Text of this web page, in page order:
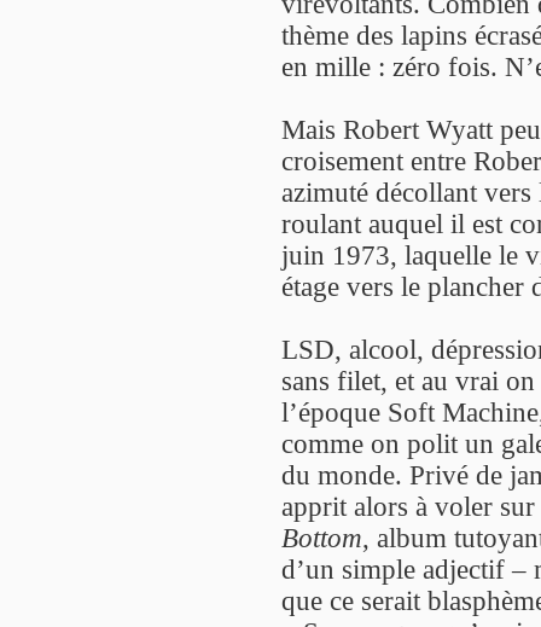
thème des lapins
en mille : zéro fois.
Mais Robert Wyatt
croisement entre
azimuté décollant
roulant auquel il est
juin 1973, laquelle le
étage vers le plancher
LSD, alcool,
sans filet, et au vrai on
l’époque Soft
comme on polit un
du monde. Privé de
apprit alors à voler
Bottom, album
d’un simple adjectif –
que ce serait